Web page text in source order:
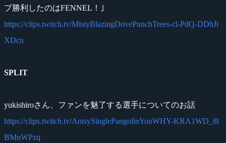
プ勝利したのはFENNEL！｣
https://clips.twitch.tv/MistyBlazingDovePunchTrees-cl-PdQ-DDhJi
XDcn
SPLIT
yukishiroさん、ファンを魅了する選手についてのお話
https://clips.twitch.tv/AntsySinglePangolinYouWHY-KRA1WD_8l
BMnWPzq